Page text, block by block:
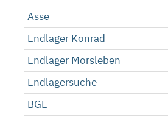
Asse
Endlager Konrad
Endlager Morsleben
Endlagersuche
BGE